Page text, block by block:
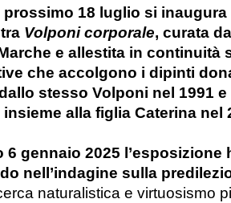
18 luglio si inaugura
Volponi corporale, curata
e allestita in continuità
che accolgono i dipinti
stesso Volponi nel 1991
alla figlia Caterina nel
gennaio 2025 l’esposizione
nell’indagine sulla
naturalistica e virtuosismo